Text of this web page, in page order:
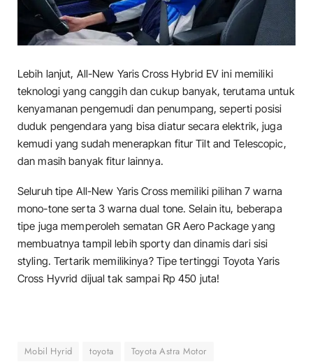
Lebih lanjut, All-New Yaris Cross Hybrid EV ini memiliki
teknologi yang canggih dan cukup banyak, terutama untuk
kenyamanan pengemudi dan penumpang, seperti posisi
duduk pengendara yang bisa diatur secara elektrik, juga
kemudi yang sudah menerapkan fitur Tilt and Telescopic,
dan masih banyak fitur lainnya.
Seluruh tipe All-New Yaris Cross memiliki pilihan 7 warna
mono-tone serta 3 warna dual tone. Selain itu, beberapa
tipe juga memperoleh sematan GR Aero Package yang
membuatnya tampil lebih sporty dan dinamis dari sisi
styling. Tertarik memilikinya? Tipe tertinggi Toyota Yaris
Cross Hyvrid dijual tak sampai Rp 450 juta!
Mobil Hyrid toyota
Toyota Astra Motor